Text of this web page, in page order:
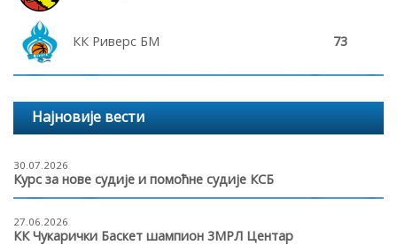
КК Риверс БМ 73
Најновије вести
30.07.2026
Курс за нове судије и помоћне судије КСБ
27.06.2026
КК Чукарички Баскет шампион 3МРЛ Центар